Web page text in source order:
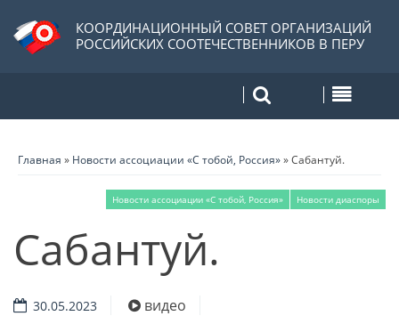
КООРДИНАЦИОННЫЙ СОВЕТ ОРГАНИЗАЦИЙ
РОССИЙСКИХ СООТЕЧЕСТВЕННИКОВ В ПЕРУ
Главная » Новости ассоциации «С тобой, Россия»»Сабантуй.
Новости ассоциации «С тобой, Россия» Новости диаспоры
Сабантуй.
30.05.2023 видео